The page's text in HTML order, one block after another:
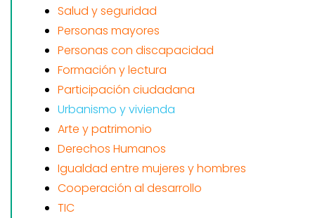
Salud y seguridad
Personas mayores
Personas con discapacidad
Formación y lectura
Participación ciudadana
Urbanismo y vivienda
Arte y patrimonio
Derechos Humanos
Igualdad entre mujeres y hombres
Cooperación al desarrollo
TIC